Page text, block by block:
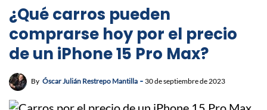
¿Qué carros pueden
comprarse hoy por el precio
de un iPhone 15 Pro Max?
By Óscar Julián Restrepo Mantilla 30 de septiembre de 2023